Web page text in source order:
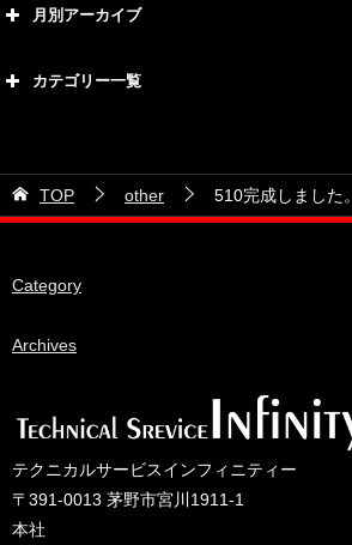
月別アーカイブ
2026年5月
2026年4月
2026年2月
2025年11月
2025年9月
カテゴリー一覧
21号車
28号車
TOP other 510完成しました。
Category
Archives
テクニカルサービスインフィニティー
〒391-0013 茅野市宮川1911-1
本社